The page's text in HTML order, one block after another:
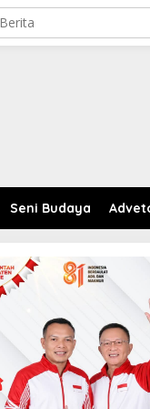
Seni Budaya